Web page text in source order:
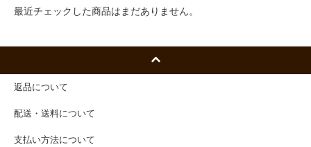
最近チェックした商品はまだありません。
返品について
配送・送料について
支払い方法について